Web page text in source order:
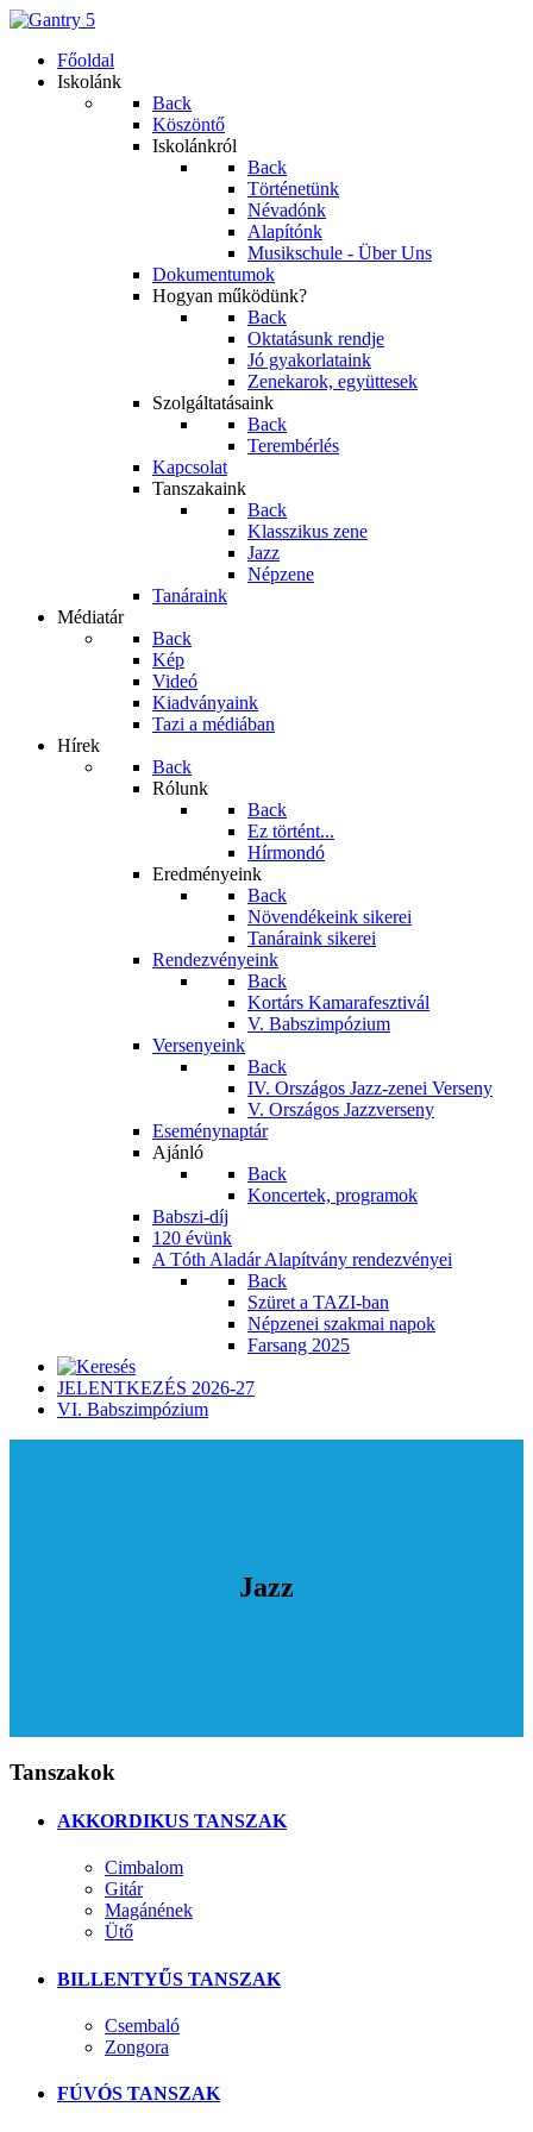
Főoldal
Iskolánk
Back
Köszöntő
Iskolánkról
Back
Történetünk
Névadónk
Alapítónk
Musikschule - Über Uns
Dokumentumok
Hogyan működünk?
Back
Oktatásunk rendje
Jó gyakorlataink
Zenekarok, együttesek
Szolgáltatásaink
Back
Terembérlés
Kapcsolat
Tanszakaink
Back
Klasszikus zene
Jazz
Népzene
Tanáraink
Médiatár
Back
Kép
Videó
Kiadványaink
Tazi a médiában
Hírek
Back
Rólunk
Back
Ez történt...
Hírmondó
Eredményeink
Back
Növendékeink sikerei
Tanáraink sikerei
Rendezvényeink
Back
Kortárs Kamarafesztivál
V. Babszimpózium
Versenyeink
Back
IV. Országos Jazz-zenei Verseny
V. Országos Jazzverseny
Eseménynaptár
Ajánló
Back
Koncertek, programok
Babszi-díj
120 évünk
A Tóth Aladár Alapítvány rendezvényei
Back
Szüret a TAZI-ban
Népzenei szakmai napok
Farsang 2025
JELENTKEZÉS 2026-27
VI. Babszimpózium
Jazz
Tanszakok
AKKORDIKUS TANSZAK
Cimbalom
Gitár
Magánének
Ütő
BILLENTYŰS TANSZAK
Csembaló
Zongora
FÚVÓS TANSZAK